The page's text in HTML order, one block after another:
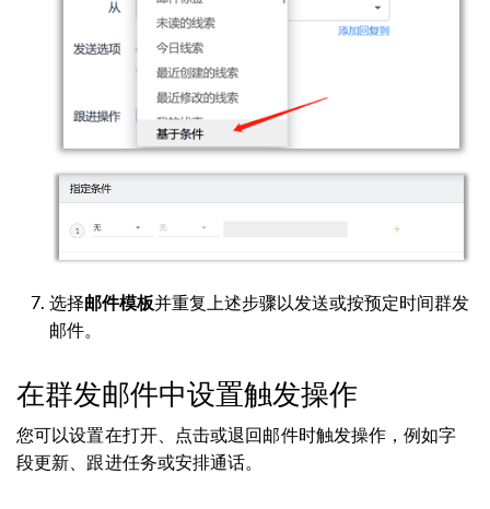
选择邮件模板并重复上述步骤以发送或按预定时间群发
邮件。
在群发邮件中设置触发操作
您可以设置在打开、点击或退回邮件时触发操作，例如字
段更新、跟进任务或安排通话。